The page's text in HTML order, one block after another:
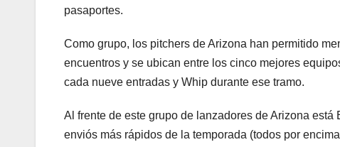
pasaportes.
Como grupo, los pitchers de Arizona han permitido
encuentros y se ubican entre los cinco mejores
cada nueve entradas y Whip durante ese tramo.
Al frente de este grupo de lanzadores de Arizona
enviós más rápidos de la temporada (todos por